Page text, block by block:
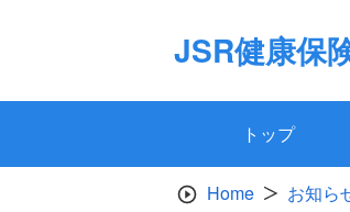
JSR健康保
トップ
Home お知ら